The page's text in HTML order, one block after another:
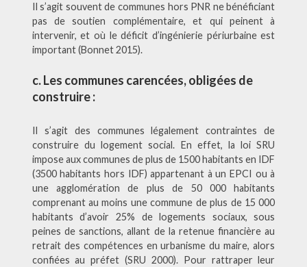
Il s’agit souvent de communes hors PNR ne bénéficiant
pas de soutien complémentaire, et qui peinent à
intervenir, et où le déficit d’ingénierie périurbaine est
important (Bonnet 2015).
c. Les communes carencées, obligées de
construire :
Il s’agit des communes légalement contraintes de
construire du logement social. En effet, la loi SRU
impose aux communes de plus de 1500 habitants en IDF
(3500 habitants hors IDF) appartenant à un EPCI ou à
une agglomération de plus de 50 000 habitants
comprenant au moins une commune de plus de 15 000
habitants d’avoir 25% de logements sociaux, sous
peines de sanctions, allant de la retenue financière au
retrait des compétences en urbanisme du maire, alors
confiées au préfet (SRU 2000). Pour rattraper leur